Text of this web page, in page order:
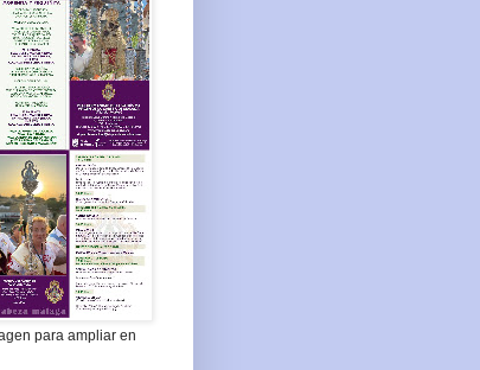
para ampliar en